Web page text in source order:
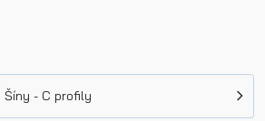
Šíny - C profily